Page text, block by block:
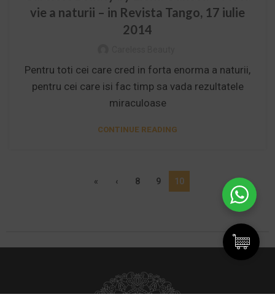
vie a naturii – in Revista Tango, 17 iulie
2014
Pentru toti cei care cred in forta enorma a naturii,
pentru cei care isi fac timp sa vada rezultatele
miraculoase
CONTINUE READING
« ‹ 8 9 10